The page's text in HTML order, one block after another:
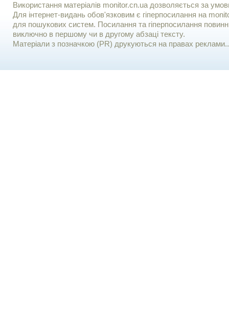
Використання матерiалiв monitor.cn.ua дозволяється за
Для iнтернет-видань обов'язковим є гiперпосилання на
для пошукових систем. Посилання та гіперпосилання
виключно в першому чи в другому абзаці тексту.
Матеріали з позначкою (PR) друкуються на правах реклами..